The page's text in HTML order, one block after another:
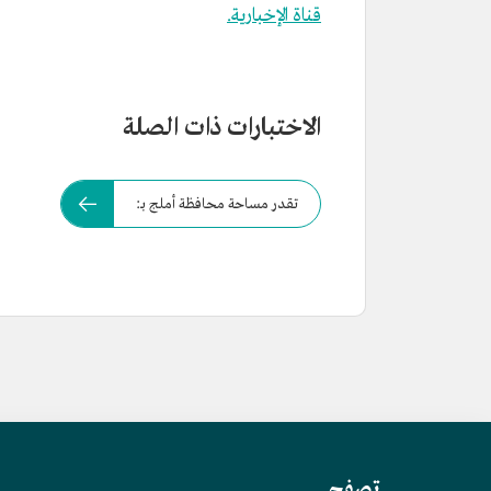
قناة الإخبارية.
الاختبارات ذات الصلة
تقدر مساحة محافظة أملج بـ: